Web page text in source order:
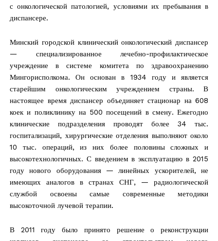
с онкологической патологией, условиями их пребывания в
диспансере.
Минский городской клинический онкологический диспансер
— специализированное лечебно-профилактическое
учреждение в системе комитета по здравоохранению
Мингорисполкома. Он основан в 1934 году и является
старейшим онкологическим учреждением страны. В
настоящее время диспансер объединяет стационар на 608
коек и поликлинику на 500 посещений в смену. Ежегодно
клинические подразделения проводят более 34 тыс.
госпитализаций, хирургические отделения выполняют около
10 тыс. операций, из них более половины сложных и
высокотехнологичных. С введением в эксплуатацию в 2015
году нового оборудования — линейных ускорителей, не
имеющих аналогов в странах СНГ, — радиологической
службой освоены самые современные методики
высокоточной лучевой терапии.
В 2011 году было принято решение о реконструкции